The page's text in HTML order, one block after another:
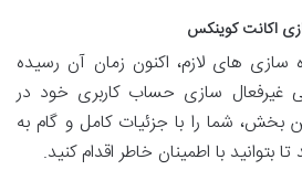
اکانت کوینکس
سازی های لازم، اکنون زمان آن رسیده
غیرفعال سازی حساب کاربری خود در
شما را با جزئیات کامل و گام به
بتوانید با اطمینان خاطر اقدام کنید.